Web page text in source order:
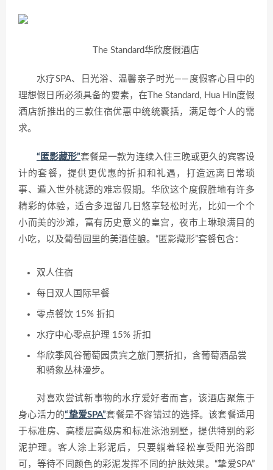
The Standard华欣度假酒店
水疗SPA、日光浴、温馨亲子时光——度假客心目中的
理想假日所必须具备的要素，在The Standard, Hua Hin度假
酒店新推出的三款住宿优惠中统统囊括，满足每个人的需
求。
“匿影藏形”套餐是一款为连续入住三晚或更久的宾客设
计的套餐，提供更优惠的折扣和礼遇，打造远离日常琐
事、遁入世外桃源的难忘假期。华欣这个度假胜地有许多
精彩的体验，适合多逗留几日悠享轻松时光，比如一个个
小而美的沙滩，富有历史意义的皇宫，夜市上琳琅满目的
小吃，以及葡萄园里的美酒佳酿。“匿影藏形”套餐包含：
双人住宿
每日双人国际早餐
零点餐饮 15% 折扣
水疗中心零点护理 15% 折扣
华欣季风谷葡萄园贵宾之旅门票折扣，含葡萄酒品尝
和骑象丛林漫步。
对喜欢尝试新事物的水疗爱好者而言，该酒店聚焦于
身心活力的“挚爱SPA”套餐是不容错过的选择。该套餐适用
于标准房、高楼层高级房和标准泳池别墅，提供特别的彩
泥护理。客人涂上彩泥后，只要躺着轻松享受阳光浴即
可，等待不同颜色的彩泥发挥不同的护肤效果。“挚爱SPA”